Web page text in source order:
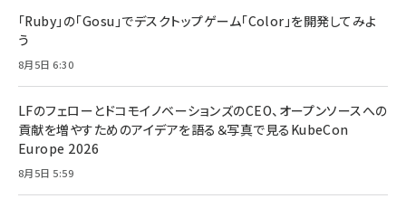
「Ruby」の「Gosu」でデスクトップゲーム「Color」を開発してみよ
う
8月5日 6:30
LFのフェローとドコモイノベーションズのCEO、オープンソースへの
貢献を増やすためのアイデアを語る＆写真で見るKubeCon
Europe 2026
8月5日 5:59